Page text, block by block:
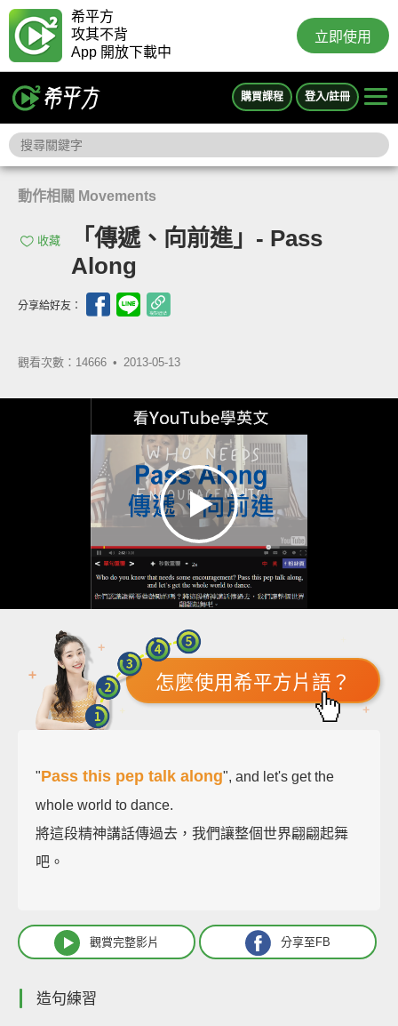
希平方
攻其不背
App 開放下載中
立即使用
購買課程 登入/註冊
動作相關 Movements
收藏
「傳遞、向前進」- Pass
Along
分享給好友：
觀看次數：14666 • 2013-05-13
怎麼使用希平方片語？
"Pass this pep talk along", and let's get the
whole world to dance.
將這段精神講話傳過去，我們讓整個世界翩翩起舞
吧。
觀賞完整影片 分享至FB
造句練習